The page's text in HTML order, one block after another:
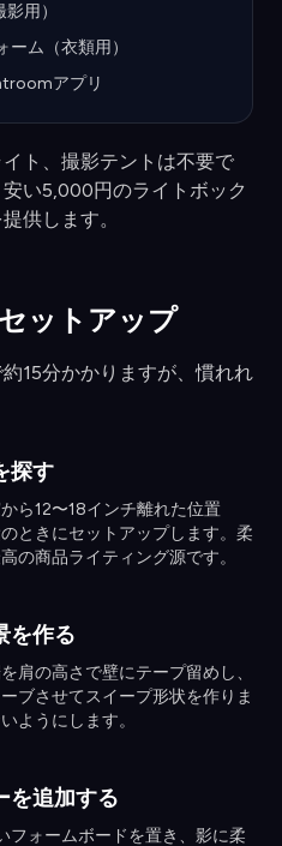
用）
ム（衣類用）
アプリ
ト、撮影テントは不要で
い5,000円のライトボック
供します。
ットアップ
15分かかりますが、慣れれ
探す
ら12〜18インチ離れた位置
ときにセットアップします。柔
の商品ライティング源です。
を作る
肩の高さで壁にテープ留めし、
ブさせてスイープ形状を作りま
ようにします。
を追加する
フォームボードを置き、影に柔